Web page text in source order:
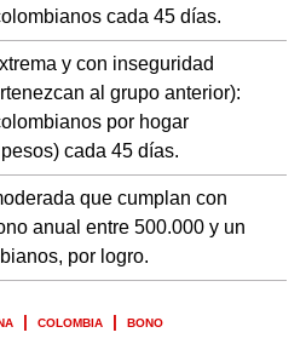
cada 45 días.
y con inseguridad
al grupo anterior):
por hogar
cada 45 días.
que cumplan con
anual entre 500.000 y un
por logro.
COLOMBIA BONO